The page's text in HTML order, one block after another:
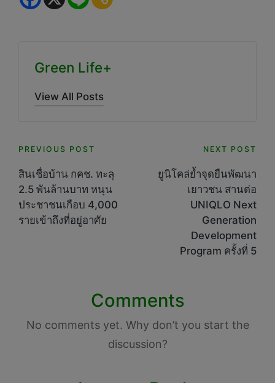
Green Life+
View All Posts
Post
navigation
PREVIOUS POST
สินเชื่อบ้าน กคช. ทะลุ
2.5 พันล้านบาท หนุน
ประชาชนเกือบ 4,000
รายเข้าถึงที่อยู่อาศัย
NEXT POST
ยูนิโคล่ย้ำจุดยืนพัฒนา
เยาวชน สานต่อ
UNIQLO Next
Generation
Development
Program ครั้งที่ 5
Comments
No comments yet. Why don’t you start the
discussion?